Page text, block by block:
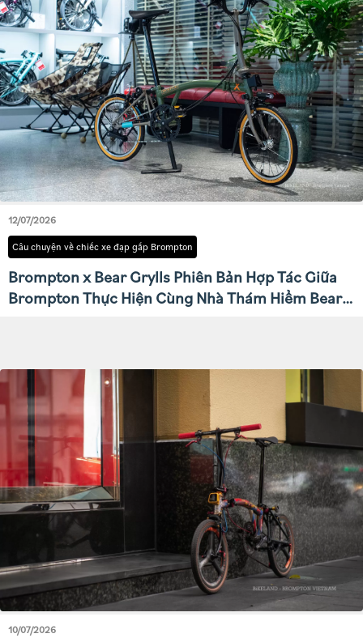
12/07/2026
Câu chuyện về chiếc xe đạp gấp Brompton
Brompton x Bear Grylls Phiên Bản Hợp Tác Giữa
Brompton Thực Hiện Cùng Nhà Thám Hiểm Bear
10/07/2026